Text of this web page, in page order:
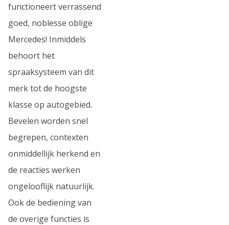
functioneert verrassend
goed, noblesse oblige
Mercedes! Inmiddels
behoort het
spraaksysteem van dit
merk tot de hoogste
klasse op autogebied.
Bevelen worden snel
begrepen, contexten
onmiddellijk herkend en
de reacties werken
ongelooflijk natuurlijk.
Ook de bediening van
de overige functies is